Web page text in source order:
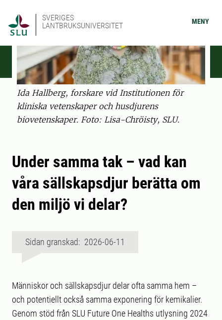
SVERIGES
LANTBRUKSUNIVERSITET
MENY
Ida Hallberg, forskare vid Institutionen för
kliniska vetenskaper och husdjurens
biovetenskaper. Foto: Lisa-Chröisty, SLU.
Under samma tak – vad kan
våra sällskapsdjur berätta om
den miljö vi delar?
Sidan granskad: 2026-06-11
Människor och sällskapsdjur delar ofta samma hem –
och potentiellt också samma exponering för kemikalier.
Genom stöd från SLU Future One Healths utlysning 2024